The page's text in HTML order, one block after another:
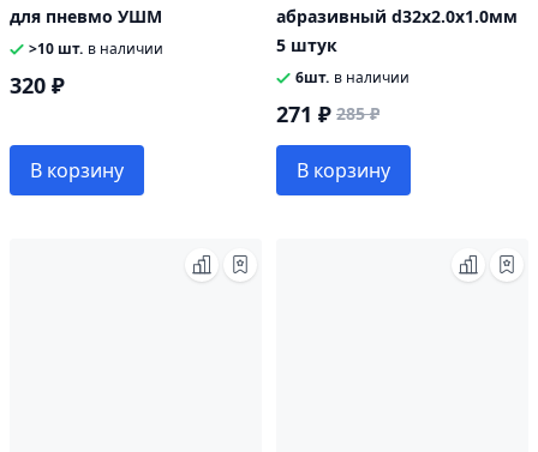
для пневмо УШМ
>10 шт. в наличии
320 ₽
В корзину
абразивный d32х2.0х1.0мм
5 штук
6шт. в наличии
271 ₽ 285 ₽
В корзину